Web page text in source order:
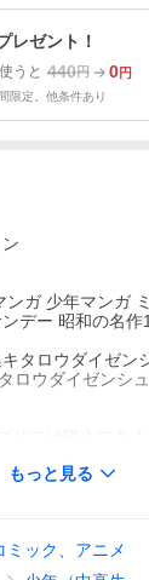
レゼント！
うと 440円 0円
限定。他条件あり
ガ 少年マンガ
デー 昭和の名作
タロウダイゼン
ロウダイゼンシ
だが、鬼太郎の
時、ひょんなこ
もっと見る
ミック、アニメ